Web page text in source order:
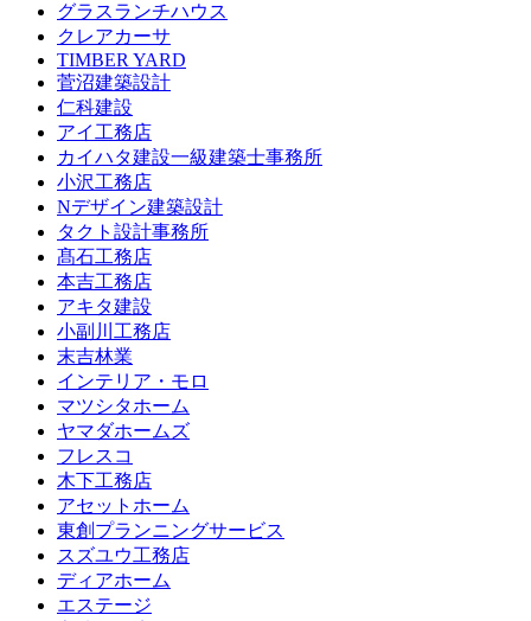
グラスランチハウス
クレアカーサ
TIMBER YARD
菅沼建築設計
仁科建設
アイ工務店
カイハタ建設一級建築士事務所
小沢工務店
Nデザイン建築設計
タクト設計事務所
髙石工務店
本吉工務店
アキタ建設
小副川工務店
末吉林業
インテリア・モロ
マツシタホーム
ヤマダホームズ
フレスコ
木下工務店
アセットホーム
東創プランニングサービス
スズユウ工務店
ディアホーム
エステージ